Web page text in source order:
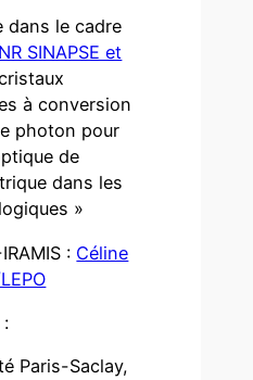
dans le cadre
SINAPSE et
à conversion
photon pour
de
dans les
»
: Céline
:
Paris-Saclay,